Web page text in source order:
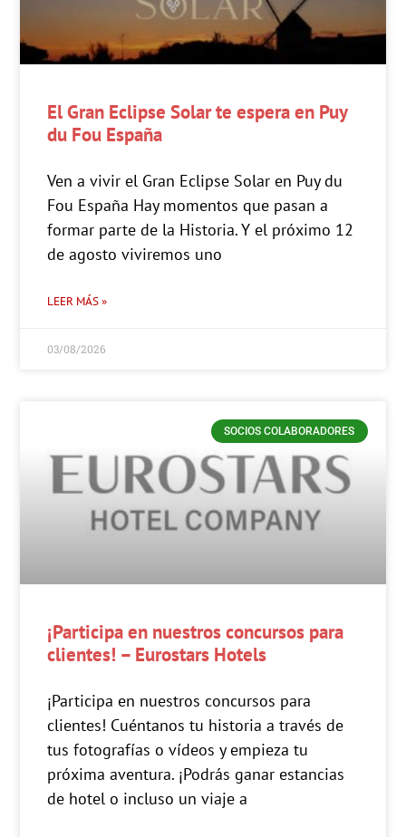
El Gran Eclipse Solar te espera en Puy
du Fou España
Ven a vivir el Gran Eclipse Solar en Puy du
Fou España Hay momentos que pasan a
formar parte de la Historia. Y el próximo 12
de agosto viviremos uno
LEER MÁS »
03/08/2026
SOCIOS COLABORADORES
¡Participa en nuestros concursos para
clientes! – Eurostars Hotels
¡Participa en nuestros concursos para
clientes! Cuéntanos tu historia a través de
tus fotografías o vídeos y empieza tu
próxima aventura. ¡Podrás ganar estancias
de hotel o incluso un viaje a